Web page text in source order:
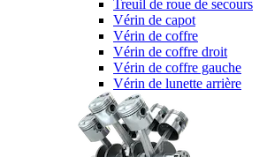
Treuil de roue de secours
Vérin de capot
Vérin de coffre
Vérin de coffre droit
Vérin de coffre gauche
Vérin de lunette arrière